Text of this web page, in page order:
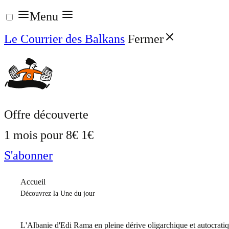
Aller
au
contenu
Menu
Le Courrier des Balkans Fermer
Offre découverte
1 mois pour 8€ 1€
S'abonner
Accueil
Découvrez la Une du jour
L'Albanie d'Edi Rama en pleine dérive oligarchique et